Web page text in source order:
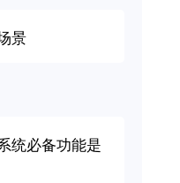
景
统必备功能是